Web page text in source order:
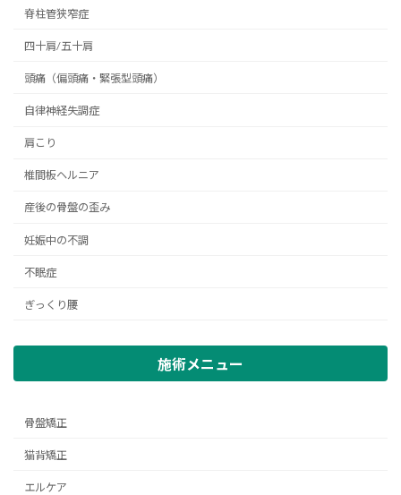
脊柱管狭窄症
四十肩/五十肩
頭痛（偏頭痛・緊張型頭痛）
自律神経失調症
肩こり
椎間板ヘルニア
産後の骨盤の歪み
妊娠中の不調
不眠症
ぎっくり腰
施術メニュー
骨盤矯正
猫背矯正
エルケア